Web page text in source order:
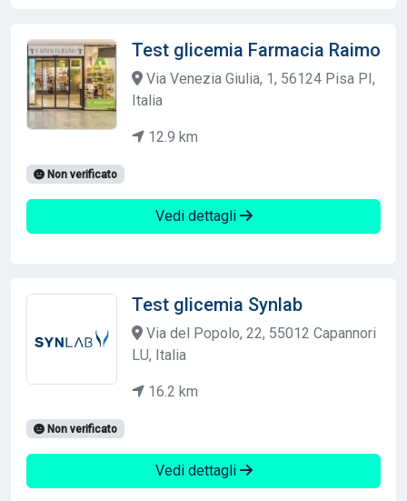
Test glicemia Farmacia Raimo
Via Venezia Giulia, 1, 56124 Pisa PI,
Italia
12.9 km
Non verificato
Vedi dettagli
Test glicemia Synlab
Via del Popolo, 22, 55012 Capannori
LU, Italia
16.2 km
Non verificato
Vedi dettagli